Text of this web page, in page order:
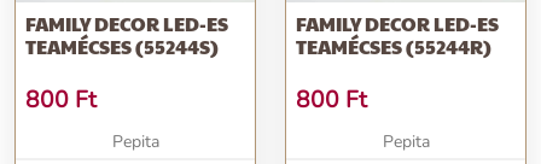
FAMILY DECOR LED-ES
TEAMÉCSES (55244S)
800 Ft
Pepita
FAMILY DECOR LED-ES
TEAMÉCSES (55244R)
800 Ft
Pepita